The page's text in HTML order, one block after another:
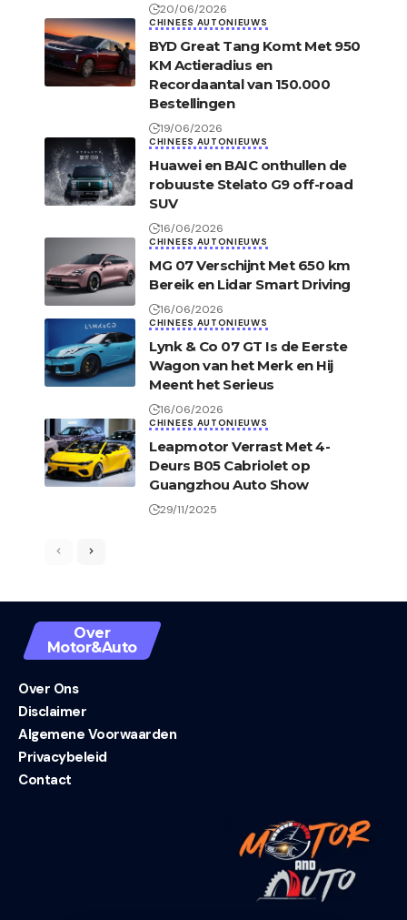
20/06/2026
CHINEES AUTONIEUWS
BYD Great Tang Komt Met 950
KM Actieradius en
Recordaantal van 150.000
Bestellingen
19/06/2026
CHINEES AUTONIEUWS
Huawei en BAIC onthullen de
robuuste Stelato G9 off-road
SUV
16/06/2026
CHINEES AUTONIEUWS
MG 07 Verschijnt Met 650 km
Bereik en Lidar Smart Driving
16/06/2026
CHINEES AUTONIEUWS
Lynk & Co 07 GT Is de Eerste
Wagon van het Merk en Hij
Meent het Serieus
16/06/2026
CHINEES AUTONIEUWS
Leapmotor Verrast Met 4-
Deurs B05 Cabriolet op
Guangzhou Auto Show
29/11/2025
Over
Motor&Auto
Over Ons
Disclaimer
Algemene Voorwaarden
Privacybeleid
Contact